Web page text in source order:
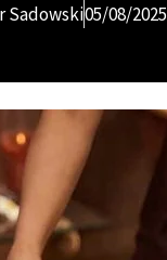
Sadowski05/08/2025